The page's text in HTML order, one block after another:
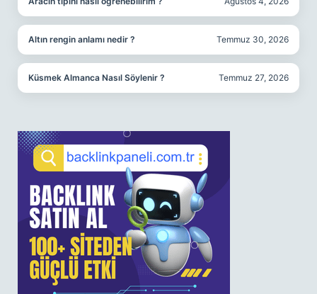
Altın rengin anlamı nedir ? Temmuz 30, 2026
Küsmek Almanca Nasıl Söylenir ? Temmuz 27, 2026